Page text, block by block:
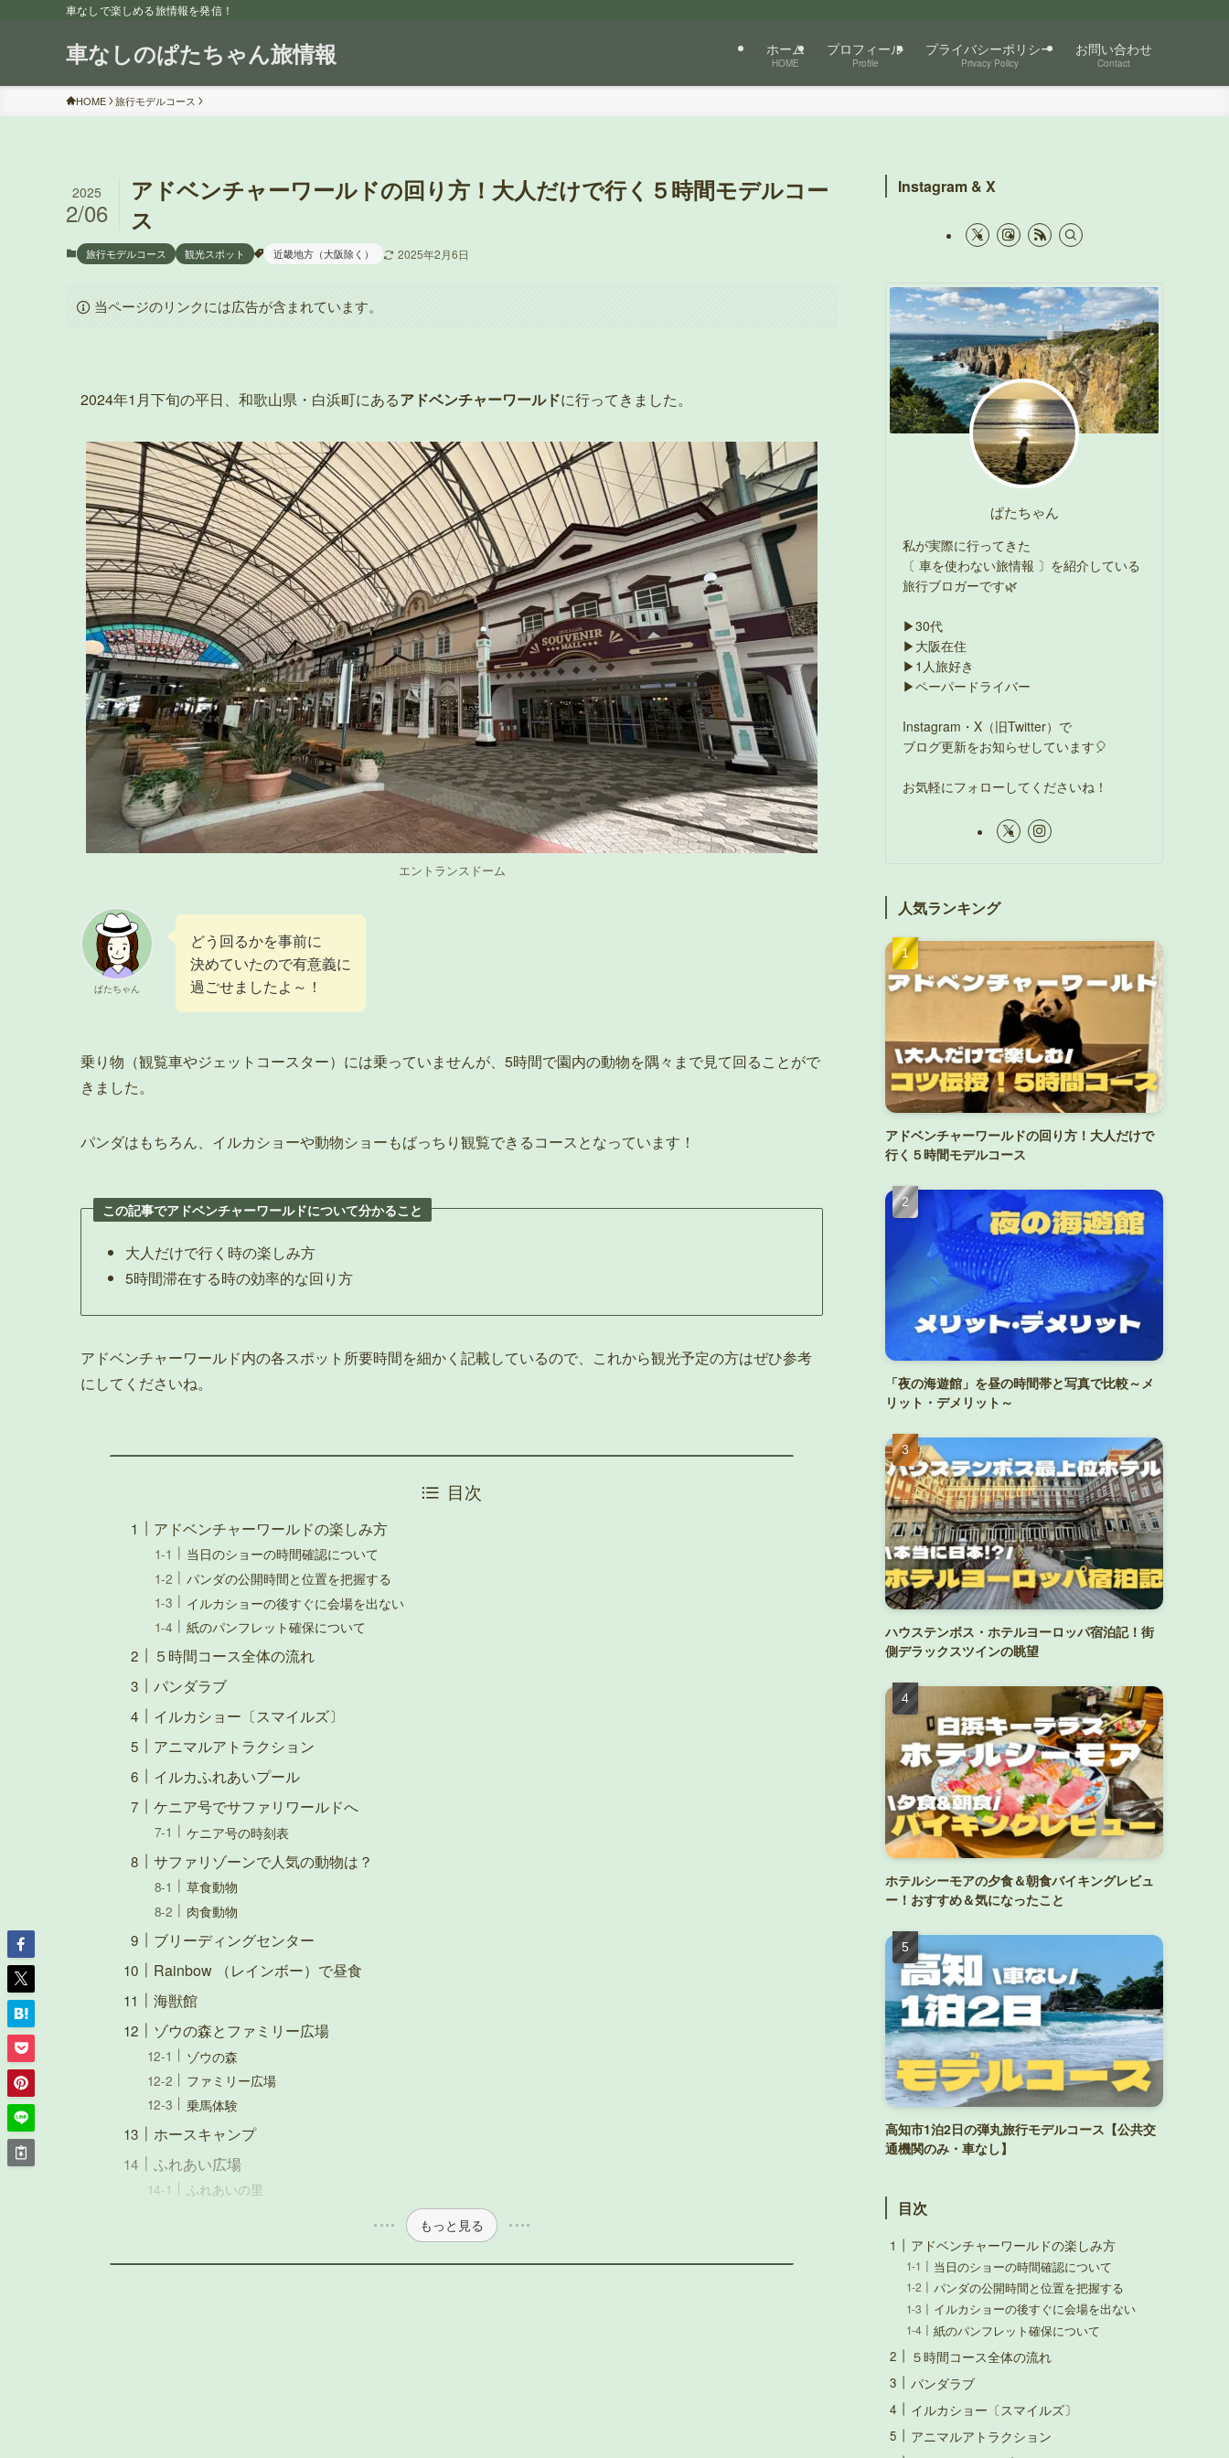
車なしで楽しめる旅情報を発信！
車なしのぱたちゃん旅情報 ホーム
HOME
プロフィール
Profile
プライバシーポリシー
Privacy Policy
お問い合わせ
Contact
HOME 旅行モデルコース
アドベンチャーワールドの回り方！大人だけで行く５時間モデルコー
ス
2025
2/06
旅行モデルコース 観光スポット 近畿地方（大阪除く） 2025年2月6日
当ページのリンクには広告が含まれています。
2024年1月下旬の平日、和歌山県・白浜町にあるアドベンチャーワールドに行ってきました。
エントランスドーム
ぱたちゃん
どう回るかを事前に
決めていたので有意義に
過ごせましたよ～！
乗り物（観覧車やジェットコースター）には乗っていませんが、5時間で園内の動物を隅々まで見て回ることがで
きました。
パンダはもちろん、イルカショーや動物ショーもばっちり観覧できるコースとなっています！
この記事でアドベンチャーワールドについて分かること
大人だけで行く時の楽しみ方
5時間滞在する時の効率的な回り方
アドベンチャーワールド内の各スポット所要時間を細かく記載しているので、これから観光予定の方はぜひ参考
にしてくださいね。
目次
アドベンチャーワールドの楽しみ方
当日のショーの時間確認について
パンダの公開時間と位置を把握する
イルカショーの後すぐに会場を出ない
紙のパンフレット確保について
５時間コース全体の流れ
パンダラブ
イルカショー〔スマイルズ〕
アニマルアトラクション
イルカふれあいプール
ケニア号でサファリワールドへ
ケニア号の時刻表
サファリゾーンで人気の動物は？
草食動物
肉食動物
ブリーディングセンター
Rainbow （レインボー）で昼食
海獣館
ゾウの森とファミリー広場
ゾウの森
ファミリー広場
乗馬体験
ホースキャンプ
ふれあい広場
ふれあいの里
もっと見る
Instagram & X
ぱたちゃん
私が実際に行ってきた
〔 車を使わない旅情報 〕を紹介している
旅行ブロガーです🌿
▶30代
▶大阪在住
▶1人旅好き
▶ペーパードライバー
Instagram・X（旧Twitter）で
ブログ更新をお知らせしています🎈
お気軽にフォローしてくださいね！
人気ランキング
アドベンチャーワールドの回り方！大人だけで
行く５時間モデルコース
「夜の海遊館」を昼の時間帯と写真で比較～メ
リット・デメリット～
ハウステンボス・ホテルヨーロッパ宿泊記！街
側デラックスツインの眺望
ホテルシーモアの夕食＆朝食バイキングレビュ
ー！おすすめ＆気になったこと
高知市1泊2日の弾丸旅行モデルコース【公共交
通機関のみ・車なし】
目次
アドベンチャーワールドの楽しみ方
当日のショーの時間確認について
パンダの公開時間と位置を把握する
イルカショーの後すぐに会場を出ない
紙のパンフレット確保について
５時間コース全体の流れ
パンダラブ
イルカショー〔スマイルズ〕
アニマルアトラクション